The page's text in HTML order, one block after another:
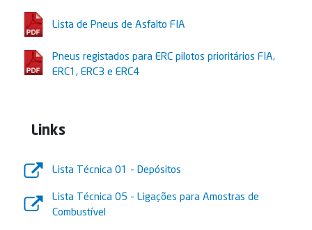
Lista de Pneus de Asfalto FIA
Pneus registados para ERC pilotos prioritários FIA,
ERC1, ERC3 e ERC4
Links
Lista Técnica 01 - Depósitos
Lista Técnica 05 - Ligações para Amostras de
Combustível